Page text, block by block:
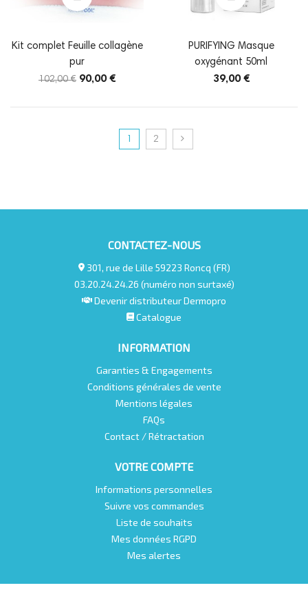
Kit complet Feuille collagène
pur
102,00 € 90,00 €
PURIFYING Masque
oxygénant 50ml
39,00 €
2
CONTACTEZ-NOUS
301, rue de Lille 59223 Roncq (FR)
03.20.24.24.26 (numéro non surtaxé)
Devenir distributeur Dermopro
Catalogue
INFORMATION
Garanties & Engagements
Conditions générales de vente
Mentions légales
FAQs
Contact / Rétractation
VOTRE COMPTE
Informations personnelles
Suivre vos commandes
Liste de souhaits
Mes données RGPD
Mes alertes